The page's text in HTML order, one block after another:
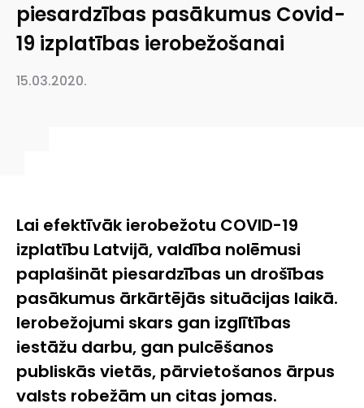
piesardzības pasākumus Covid-
19 izplatības ierobežošanai
15.03.2020.
Lai efektīvāk ierobežotu COVID-19
izplatību Latvijā, valdība nolēmusi
paplašināt piesardzības un drošības
pasākumus ārkārtējās situācijas laikā.
Ierobežojumi skars gan izglītības
iestāžu darbu, gan pulcēšanos
publiskās vietās, pārvietošanos ārpus
valsts robežām un citas jomas.